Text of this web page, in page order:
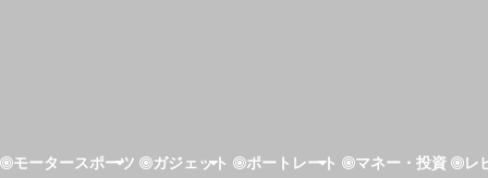
モータースポーツ ガジェット ポートレート マネー・投資 レ